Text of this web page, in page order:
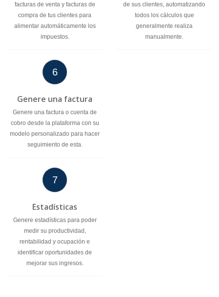
facturas de venta y facturas de
compra de tus clientes para
alimentar automáticamente los
impuestos.
de sus clientes, automatizando
todos los cálculos que
generalmente realiza
manualmente.
6
Genere una factura
Genere una factura o cuenta de
cobro desde la plataforma con su
modelo personalizado para hacer
seguimiento de esta.
7
Estadísticas
Genere estadísticas para poder
medir su productividad,
rentabilidad y ocupación e
identificar oportunidades de
mejorar sus ingresos.